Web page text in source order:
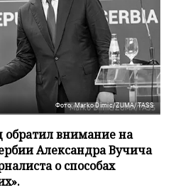
Фото: Marko Dimic/ZUMA/TASS
обратил внимание на
Александра Вучича
о способах